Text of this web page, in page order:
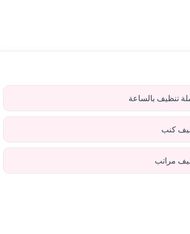
تنظيف بالساعة
كنب
مراتب